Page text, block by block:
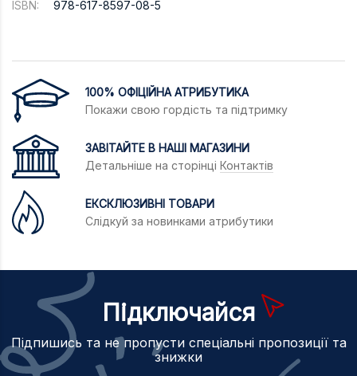
ISBN:
978-617-8597-08-5
100% ОФІЦІЙНА АТРИБУТИКА
Покажи свою гордість та підтримку
ЗАВІТАЙТЕ В НАШІ МАГАЗИНИ
Детальніше на сторінці Контактів
ЕКСКЛЮЗИВНІ ТОВАРИ
Слідкуй за новинками атрибутики
Підключайся
Підпишись та не пропусти спеціальні пропозиції та
знижки